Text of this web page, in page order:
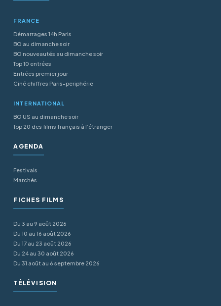
FRANCE
Démarrages 14h Paris
BO au dimanche soir
BO nouveautés au dimanche soir
Top 10 entrées
Entrées premier jour
Ciné chiffres Paris-periphérie
INTERNATIONAL
BO US au dimanche soir
Top 20 des films français à l’étranger
AGENDA
Festivals
Marchés
FICHES FILMS
Du 3 au 9 août 2026
Du 10 au 16 août 2026
Du 17 au 23 août 2026
Du 24 au 30 août 2026
Du 31 août au 6 septembre 2026
TÉLÉVISION